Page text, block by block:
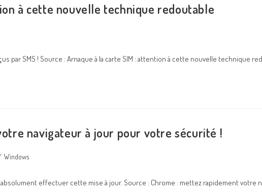
à cette nouvelle technique redoutable
par SMS ! Source : Arnaque à la carte SIM : attention à cette nouvelle technique
navigateur à jour pour votre sécurité !
Windows
effectuer cette mise à jour. Source : Chrome : mettez rapidement votre